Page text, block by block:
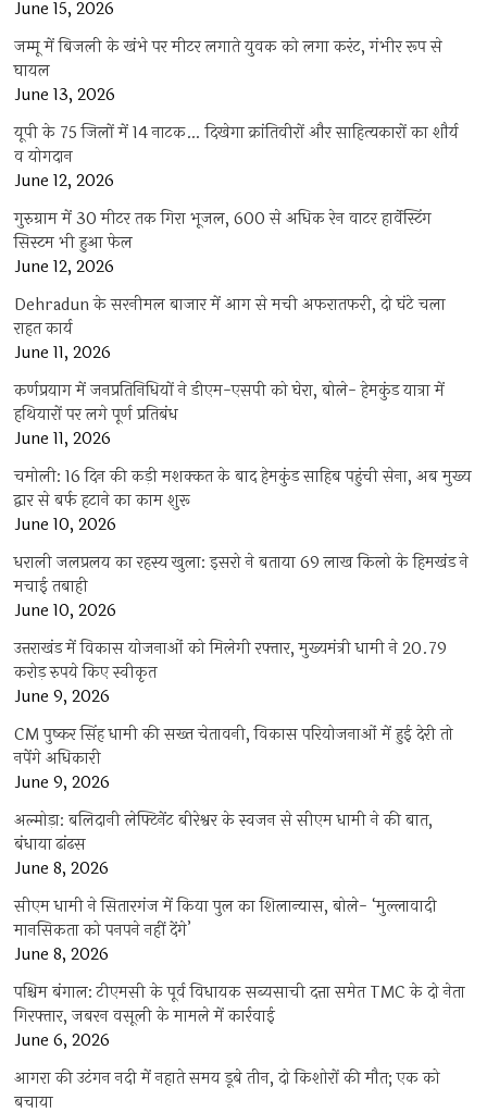
June 15, 2026
जम्मू में बिजली के खंभे पर मीटर लगाते युवक को लगा करंट, गंभीर रूप से
घायल
June 13, 2026
यूपी के 75 जिलों में 14 नाटक… दिखेगा क्रांतिवीरों और साहित्यकारों का शौर्य
व योगदान
June 12, 2026
गुरुग्राम में 30 मीटर तक गिरा भूजल, 600 से अधिक रेन वाटर हार्वेस्टिंग
सिस्टम भी हुआ फेल
June 12, 2026
Dehradun के सरनीमल बाजार में आग से मची अफरातफरी, दो घंटे चला
राहत कार्य
June 11, 2026
कर्णप्रयाग में जनप्रतिनिधियों ने डीएम-एसपी को घेरा, बोले- हेमकुंड यात्रा में
हथियारों पर लगे पूर्ण प्रतिबंध
June 11, 2026
चमोली: 16 दिन की कड़ी मशक्कत के बाद हेमकुंड साहिब पहुंची सेना, अब मुख्य
द्वार से बर्फ हटाने का काम शुरू
June 10, 2026
धराली जलप्रलय का रहस्य खुला: इसरो ने बताया 69 लाख किलो के हिमखंड ने
मचाई तबाही
June 10, 2026
उत्तराखंड में विकास योजनाओं को मिलेगी रफ्तार, मुख्यमंत्री धामी ने 20.79
करोड़ रुपये किए स्वीकृत
June 9, 2026
CM पुष्कर सिंह धामी की सख्त चेतावनी, विकास परियोजनाओं में हुई देरी तो
नपेंगे अधिकारी
June 9, 2026
अल्मोड़ा: बलिदानी लेफ्टिनेंट बीरेश्वर के स्वजन से सीएम धामी ने की बात,
बंधाया ढांढस
June 8, 2026
सीएम धामी ने सितारगंज में किया पुल का शिलान्यास, बोले- ‘मुल्लावादी
मानसिकता को पनपने नहीं देंगे’
June 8, 2026
पश्चिम बंगाल: टीएमसी के पूर्व विधायक सब्यसाची दत्ता समेत TMC के दो नेता
गिरफ्तार, जबरन वसूली के मामले में कार्रवाई
June 6, 2026
आगरा की उटंगन नदी में नहाते समय डूबे तीन, दो किशोरों की मौत; एक को
बचाया